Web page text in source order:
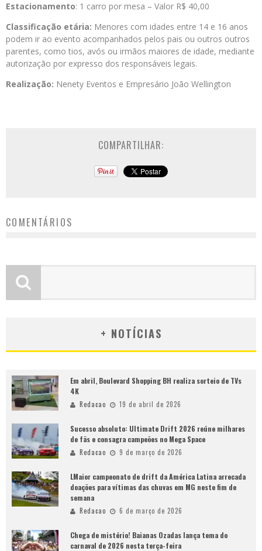
Estacionamento: 1 carro por mesa – Valor R$ 40,00
Classificação etária: Menores com idades entre 14 e 16 anos
podem ir ao evento acompanhados pelos pais ou outros outros
parentes, como tios, avós ou irmãos maiores de idade, mediante
autorização por expresso dos responsáveis legais.
Realização: Nenety Eventos e Empresário João Wellington
COMPARTILHAR:
COMENTÁRIOS
+ NOTÍCIAS
Em abril, Boulevard Shopping BH realiza sorteio de TVs
4K
Redacao 19 de abril de 2026
Sucesso absoluto: Ultimate Drift 2026 reúne milhares
de fãs e consagra campeões no Mega Space
Redacao 9 de março de 2026
LMaior campeonato de drift da América Latina arrecada
doações para vítimas das chuvas em MG neste fim de
semana
Redacao 6 de março de 2026
Chega de mistério! Baianas Ozadas lança tema do
carnaval de 2026 nesta terça-feira